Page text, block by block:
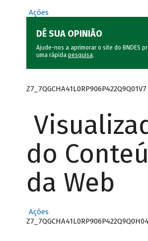
Ações
DÊ SUA OPINIÃO
Ajude-nos a aprimorar o site do BNDES
uma rápida pesquisa.
Z7_7QGCHA41L0RP906P422Q9Q01V7
do
da Web
Ações
Z7_7QGCHA41L0RP906P422Q9Q0H04